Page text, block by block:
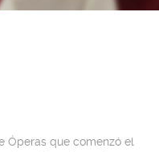
Óperas que comenzó el